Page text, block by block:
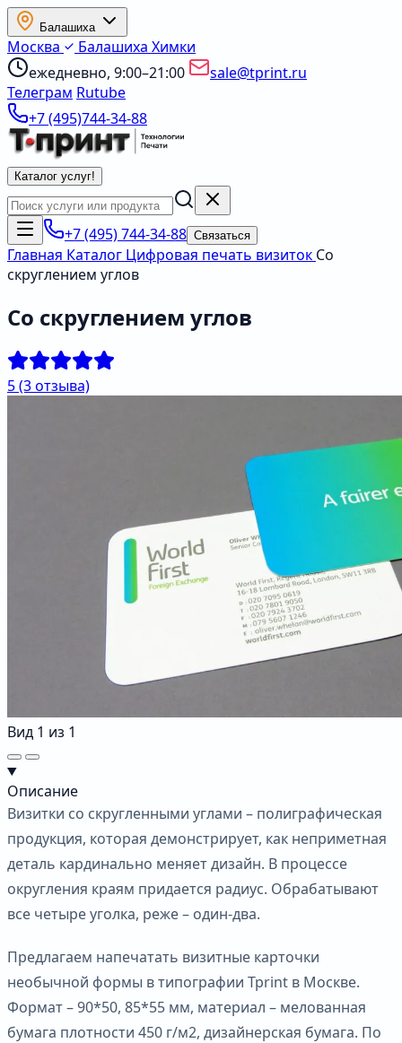
Балашиха
Москва Балашиха Химки
ежедневно, 9:00–21:00
sale@tprint.ru
Телеграм Rutube
+7 (495)744-34-88
Каталог услуг!
+7 (495) 744-34-88 Связаться
Главная Каталог Цифровая печать визиток Со
скруглением углов
Со скруглением углов
5(3 отзыва)
Вид 1 из 1
Описание
Визитки со скругленными углами – полиграфическая
продукция, которая демонстрирует, как неприметная
деталь кардинально меняет дизайн. В процессе
округления краям придается радиус. Обрабатывают
все четыре уголка, реже – один-два.
Предлагаем напечатать визитные карточки
необычной формы в типографии Tprint в Москве.
Формат – 90*50, 85*55 мм, материал – мелованная
бумага плотности 450 г/м2, дизайнерская бумага. По